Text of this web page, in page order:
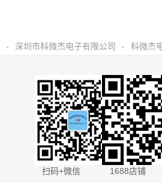
- 深圳市科微杰电子有限公司 - 科微杰
扫码+微信 1688店铺